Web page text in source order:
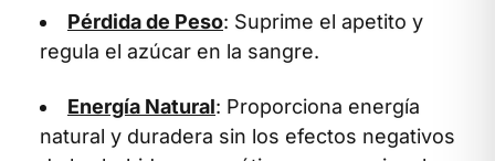
Pérdida de Peso: Suprime el apetito y
regula el azúcar en la sangre.
Energía Natural: Proporciona energía
natural y duradera sin los efectos negativos